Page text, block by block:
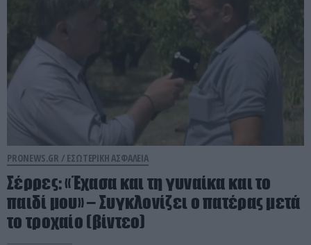
PRONEWS.GR / ΕΣΩΤΕΡΙΚΗ ΑΣΦΑΛΕΙΑ
Σέρρες: «Έχασα και τη γυναίκα και το
παιδί μου» – Συγκλονίζει ο πατέρας μετά
το τροχαίο (βίντεο)